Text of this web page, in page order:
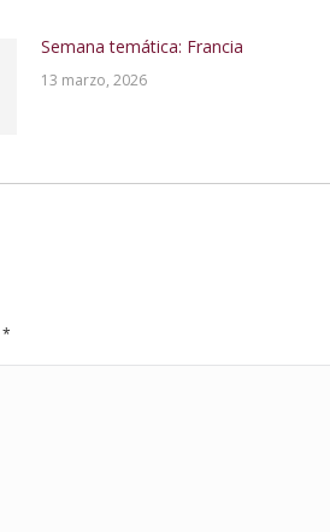
Semana temática: Francia
13 marzo, 2026
*